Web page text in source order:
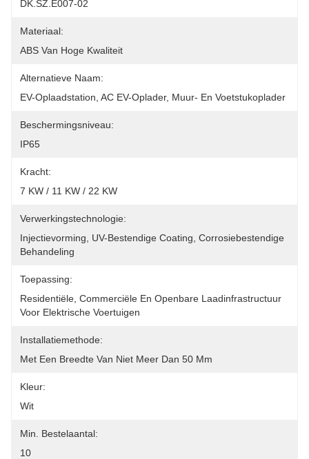
DK.SZ.E007-02
Materiaal:
ABS Van Hoge Kwaliteit
Alternatieve Naam:
EV-Oplaadstation, AC EV-Oplader, Muur- En Voetstukoplader
Beschermingsniveau:
IP65
Kracht:
7 KW / 11 KW / 22 KW
Verwerkingstechnologie:
Injectievorming, UV-Bestendige Coating, Corrosiebestendige
Behandeling
Toepassing:
Residentiële, Commerciële En Openbare Laadinfrastructuur
Voor Elektrische Voertuigen
Installatiemethode:
Met Een Breedte Van Niet Meer Dan 50 Mm
Kleur:
Wit
Min. Bestelaantal:
10